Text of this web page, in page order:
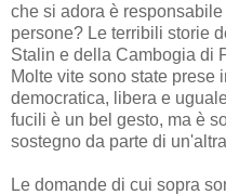
che si adora è
persone? Le terribili storie
Stalin e della Cambogia di
Molte vite sono state prese
democratica, libera e
fucili è un bel gesto, ma è
sostegno da parte di
Le domande di cui sopra